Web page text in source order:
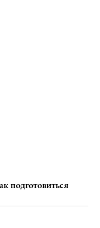
подготовиться